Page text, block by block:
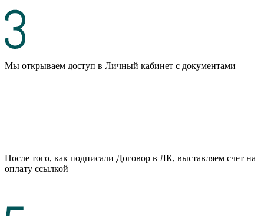
Мы открываем доступ в Личный кабинет с документами
После того, как подписали Договор в ЛК, выставляем счет на
оплату ссылкой